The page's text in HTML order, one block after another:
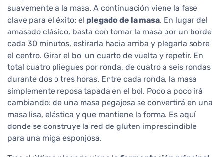
suavemente a la masa. A continuación viene la fase
clave para el éxito: el plegado de la masa. En lugar del
amasado clásico, basta con tomar la masa por un borde
cada 30 minutos, estirarla hacia arriba y plegarla sobre
el centro. Girar el bol un cuarto de vuelta y repetir. En
total cuatro pliegues por ronda, de cuatro a seis rondas
durante dos o tres horas. Entre cada ronda, la masa
simplemente reposa tapada en el bol. Poco a poco irá
cambiando: de una masa pegajosa se convertirá en una
masa lisa, elástica y que mantiene la forma. Es aquí
donde se construye la red de gluten imprescindible
para una miga esponjosa.